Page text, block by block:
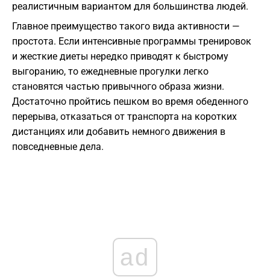
реалистичным вариантом для большинства людей.
Главное преимущество такого вида активности —
простота. Если интенсивные программы тренировок
и жесткие диеты нередко приводят к быстрому
выгоранию, то ежедневные прогулки легко
становятся частью привычного образа жизни.
Достаточно пройтись пешком во время обеденного
перерыва, отказаться от транспорта на коротких
дистанциях или добавить немного движения в
повседневные дела.
ad